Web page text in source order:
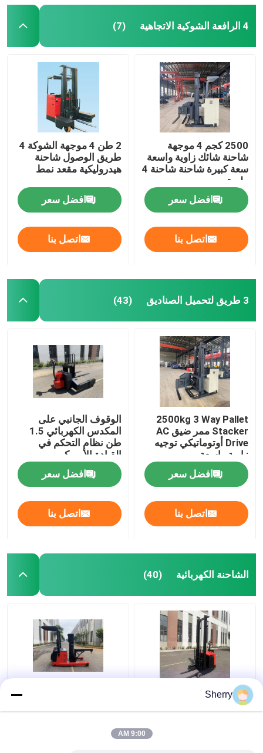
4 الرافعة الشوكية الاتجاهية (7)
2500 كجم 4 موجهة
شاحنة شائك زاوية واسعة
سعة كبيرة شاحنة شاحنة 4
طريق
افضل سعر
اتصل بنا
2 طن 4 موجهة الشوكة 4
طريق الوصول شاحنة
هيدروليكية مقعد نمط
افضل سعر
اتصل بنا
3 طريق لتحميل الصناديق (43)
2500kg 3 Way Pallet
Stacker ممر ضيق AC
Drive أوتوماتيكي توجيه
زاوية واسعة
افضل سعر
اتصل بنا
الوقوف الجانبي على
المكدس الكهربائي 1.5
طن نظام التحكم في
القيادة الأمريكي
افضل سعر
اتصل بنا
الشاحنة الكهربائية (40)
الوقوف على الوصول
الكهربائي الشاحنة
الكهربائية الوزن الخفيف
الكهربائية الكهربائية
الكهربائية الكهربائية
Sherry
9:00 AM